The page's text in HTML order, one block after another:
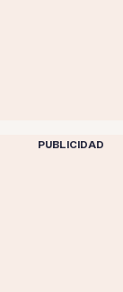
PUBLICIDAD